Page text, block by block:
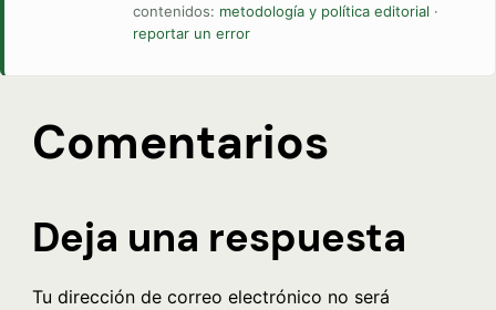
contenidos: metodología y política editorial ·
reportar un error
Comentarios
Deja una respuesta
Tu dirección de correo electrónico no será